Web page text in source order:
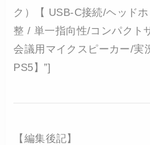
ク）【 USB-C接続/ヘッド
整 / 単一指向性/コンパクト
会議用マイクスピーカー/実
PS5】”]
【編集後記】